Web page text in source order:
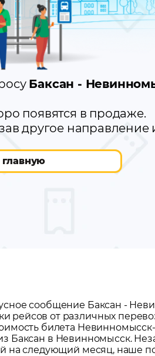
Баксан -
появятся в продаже.
другое
главную
сообщение Баксан -
от различных
билета
Баксан в Невинномысск.
на следующий месяц, наше